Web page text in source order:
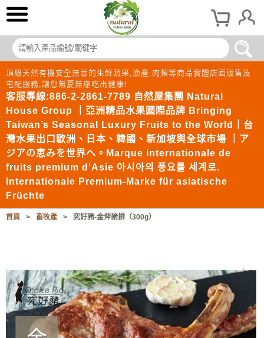
頂級天然有機安全無毒的生鮮蔬果,漁產,肉類等商品實體店面販售及
宅配服務,讓您無憂無慮吃出健康!
客服專線:886-2-2861-7789 自然屋集團 Natural
House Group ｜亞洲精品水果國際品牌 Bringing
Taiwan’s Seasonal Luxury Fruits to the World｜台
灣水果出口歐洲、日本、韓國、新加坡與全球市場 ｜ア
ジアの恵みを世界へ。Marque internationale de
fruits premium d'Asie 아시아의 풍요를 세계로.
Internationale Premium-Marke für asiatische
Früchte
首頁 > 畜牧產 > 究好豬-金斧豬排（300g）